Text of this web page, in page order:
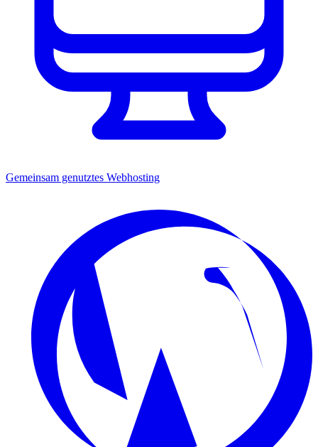
Gemeinsam genutztes Webhosting